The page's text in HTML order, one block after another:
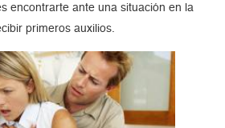
encontrarte ante una situación en la
primeros auxilios.